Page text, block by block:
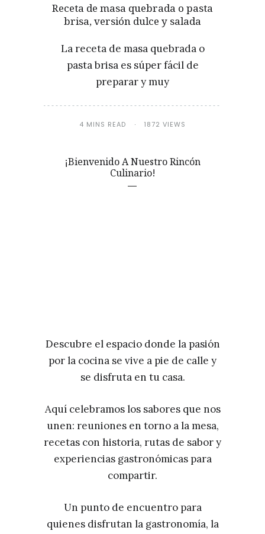
Receta de masa quebrada o pasta
brisa, versión dulce y salada
La receta de masa quebrada o
pasta brisa es súper fácil de
preparar y muy
4 MINS READ 1872 VIEWS
¡Bienvenido A Nuestro Rincón
Culinario!
Descubre el espacio donde la pasión
por la cocina se vive a pie de calle y
se disfruta en tu casa.
Aquí celebramos los sabores que nos
unen: reuniones en torno a la mesa,
recetas con historia, rutas de sabor y
experiencias gastronómicas para
compartir.
Un punto de encuentro para
quienes disfrutan la gastronomía, la